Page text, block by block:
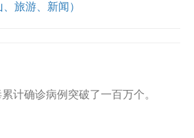
旅游、新闻）
计确诊病例突破了一百万个。